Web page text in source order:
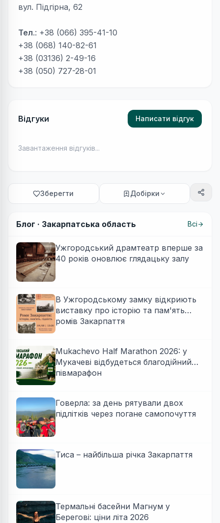
вул. Підгірна, 62
Тел.: +38 (066) 395-41-10
+38 (068) 140-82-61
+38 (03136) 2-49-16
+38 (050) 727-28-01
Відгуки Написати відгук
Завантаження відгуків...
Зберегти Добірки
Блог · Закарпатська область Всі
Ужгородський драмтеатр вперше за
40 років оновлює глядацьку залу
В Ужгородському замку відкриють
виставку про історію та пам'ять
ромів Закарпаття
Mukachevo Half Marathon 2026: у
Мукачеві відбудеться благодійний
півмарафон
Говерла: за день рятували двох
підлітків через погане самопочуття
Тиса – найбільша річка Закарпаття
Термальні басейни Магнум у
Берегові: ціни літа 2026